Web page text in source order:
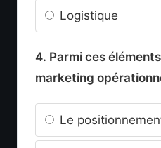
Logistique
4. Parmi ces
marketing
Le